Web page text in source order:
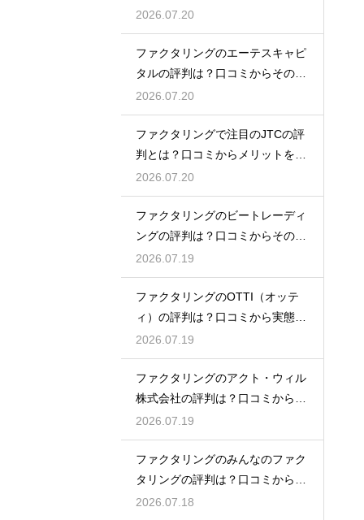
底解説
2026.07.20
ファクタリングのエーテスキャピ
タルの評判は？口コミからその実
態を徹底解説
2026.07.20
ファクタリングで注目のJTCの評
判とは？口コミからメリットを徹
底解説
2026.07.20
ファクタリングのビートレーディ
ングの評判は？口コミからその実
態を徹底解説
2026.07.19
ファクタリングのOTTI（オッテ
ィ）の評判は？口コミから実態を
徹底解説
2026.07.19
ファクタリングのアクト・ウィル
株式会社の評判は？口コミから実
態を徹底解説
2026.07.19
ファクタリングのみんなのファク
タリングの評判は？口コミから実
態を徹底解説
2026.07.18